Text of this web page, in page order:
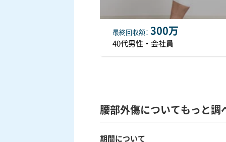
最終回収額 300万
40代男性・会社員
腰部外傷についてもっと調
期間について